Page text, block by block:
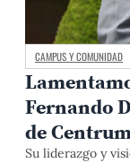
CAMPUS Y COMUNIDAD
Fernando
de
Su liderazgo y